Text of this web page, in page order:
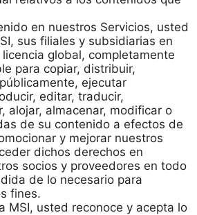
en nuestros Servicios, usted
sus filiales y subsidiarias en
global, completamente
para copiar, distribuir,
ejecutar
editar, traducir,
alojar, almacenar, modificar o
de su contenido a efectos de
y mejorar nuestros
dichos derechos en
socios y proveedores en todo
de lo necesario para
fines.
MSI, usted reconoce y acepta lo